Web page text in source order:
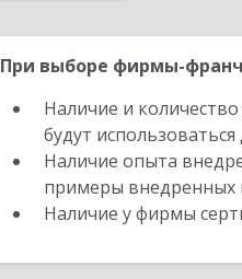
При выборе фирмы-
Наличие и
будут
Наличие опыта
примеры внедренных
Наличие у фирмы